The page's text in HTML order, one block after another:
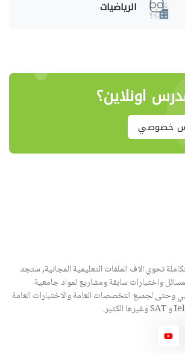
الرياضيات
اونلاين؟
خصوصي
تحوي الاف الملفات التعليمية المجانية, ستجد
واختبارات سابقة ومشاريع لمواد جامعية
وحتى لجميع التخصصات العامة والاختبارات العامة